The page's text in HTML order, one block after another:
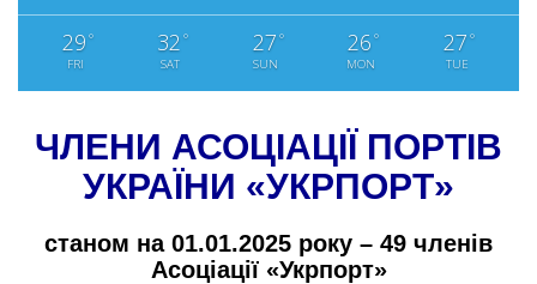
29 °
FRI
32 °
SAT
27 °
SUN
26 °
MON
27 °
TUE
ЧЛЕНИ АСОЦІАЦІЇ ПОРТІВ
УКРАЇНИ «УКРПОРТ»
станом на 01.01.2025 року – 49 членів
Асоціації «Укрпорт»